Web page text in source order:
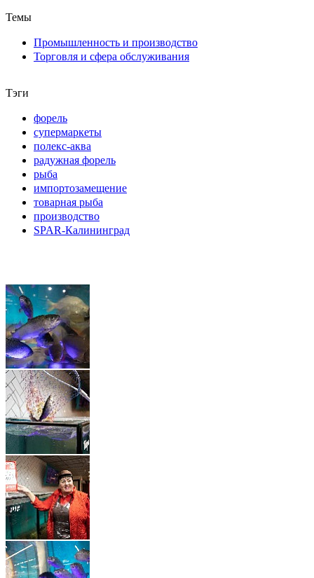
Темы
Промышленность и производство
Торговля и сфера обслуживания
Тэги
форель
супермаркеты
полекс-аква
радужная форель
рыба
импортозамещение
товарная рыба
производство
SPAR-Калининград